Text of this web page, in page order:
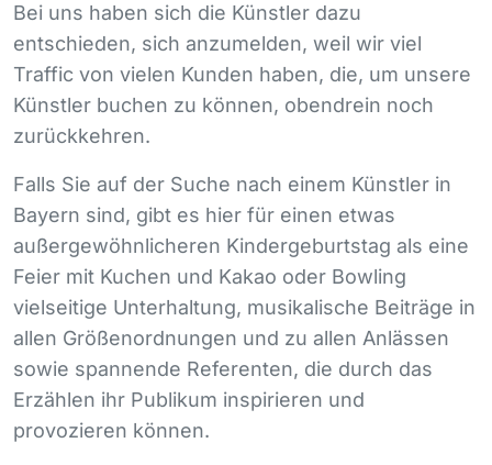
Bei uns haben sich die Künstler dazu
entschieden, sich anzumelden, weil wir viel
Traffic von vielen Kunden haben, die, um unsere
Künstler buchen zu können, obendrein noch
zurückkehren.
Falls Sie auf der Suche nach einem Künstler in
Bayern sind, gibt es hier für einen etwas
außergewöhnlicheren Kindergeburtstag als eine
Feier mit Kuchen und Kakao oder Bowling
vielseitige Unterhaltung, musikalische Beiträge in
allen Größenordnungen und zu allen Anlässen
sowie spannende Referenten, die durch das
Erzählen ihr Publikum inspirieren und
provozieren können.